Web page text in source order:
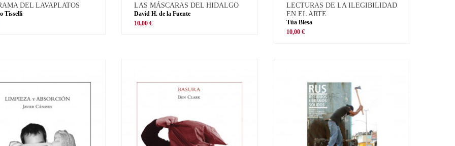
DEL LAVAPLATOS
Tisselli
LAS MÁSCARAS DEL HIDALGO
David H. de la Fuente
10,00 €
LECTURAS DE LA ILEGIBILIDAD
EN EL ARTE
Túa Blesa
10,00 €